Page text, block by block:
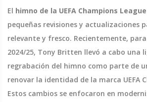
El himno de la UEFA Champions League
pequeñas revisiones y actualizaciones
relevante y fresco. Recientemente,
2024/25, Tony Britten llevó a cabo una
regrabación del himno como parte de
renovar la identidad de la marca UEFA
Estos cambios se enfocaron en